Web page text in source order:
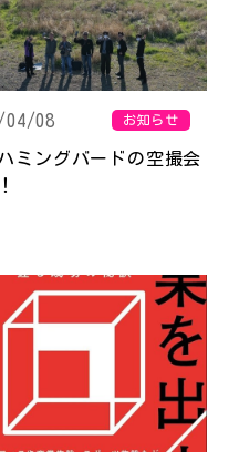
04/08 お知らせ
ミングバードの空撮会